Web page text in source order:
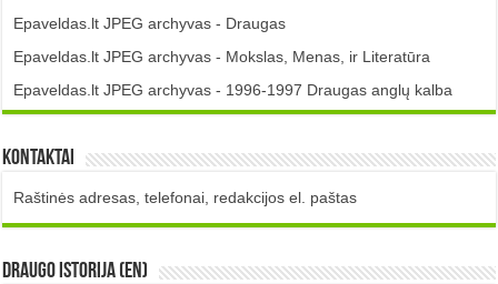
Epaveldas.lt JPEG archyvas - Draugas
Epaveldas.lt JPEG archyvas - Mokslas, Menas, ir Literatūra
Epaveldas.lt JPEG archyvas - 1996-1997 Draugas anglų kalba
Kontaktai
Raštinės adresas, telefonai, redakcijos el. paštas
DRAUGO istorija (EN)